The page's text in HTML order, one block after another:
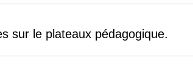
sur le plateaux pédagogique.